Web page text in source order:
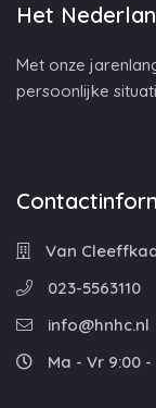
Het
Met onze
persoonlijke
Van
023-5563110
info@hnhc.nl
Ma - Vr 9:00 -